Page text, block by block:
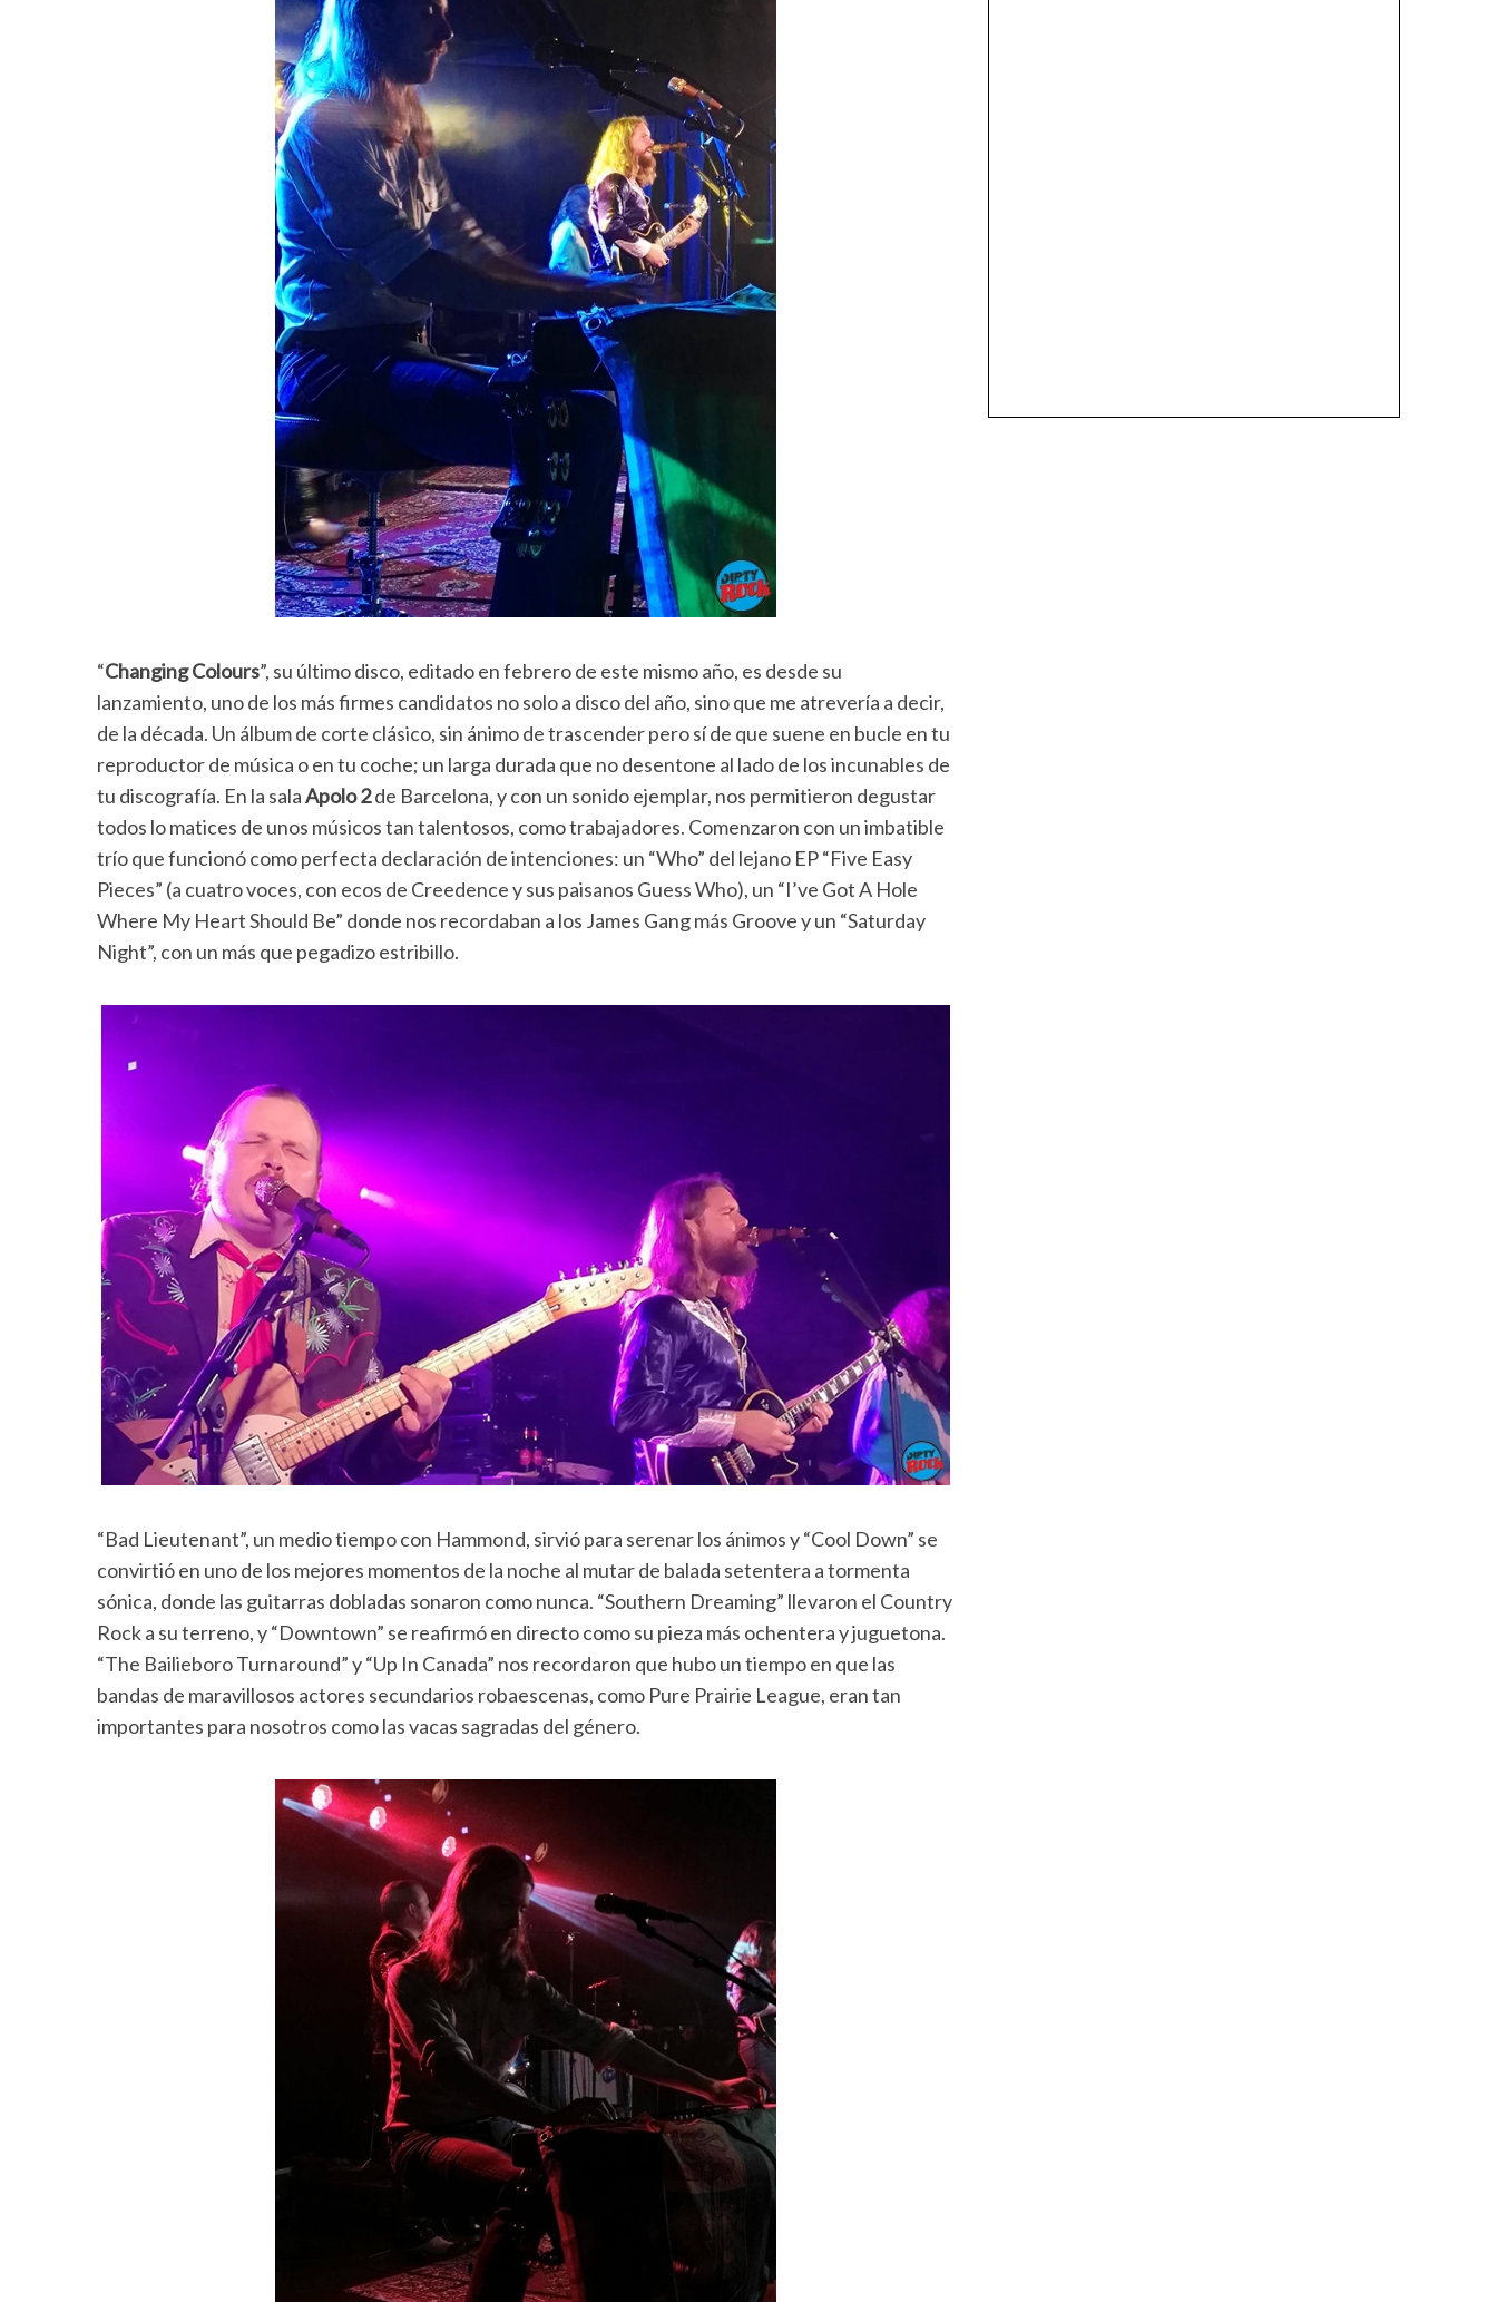
“Changing Colours”, su último disco, editado en febrero de este mismo año, es desde su
lanzamiento, uno de los más firmes candidatos no solo a disco del año, sino que me atrevería a decir,
de la década. Un álbum de corte clásico, sin ánimo de trascender pero sí de que suene en bucle en tu
reproductor de música o en tu coche; un larga durada que no desentone al lado de los incunables de
tu discografía. En la salaApolo 2de Barcelona, y con un sonido ejemplar, nos permitieron degustar
todos lo matices de unos músicos tan talentosos, como trabajadores. Comenzaron con un imbatible
trío que funcionó como perfecta declaración de intenciones: un “Who” del lejano EP “Five Easy
Pieces” (a cuatro voces, con ecos de Creedence y sus paisanos Guess Who), un “I’ve Got A Hole
Where My Heart Should Be” donde nos recordaban a los James Gang más Groove y un “Saturday
Night”, con un más que pegadizo estribillo.
“Bad Lieutenant”, un medio tiempo con Hammond, sirvió para serenar los ánimos y “Cool Down” se
convirtió en uno de los mejores momentos de la noche al mutar de balada setentera a tormenta
sónica, donde las guitarras dobladas sonaron como nunca. “Southern Dreaming” llevaron el Country
Rock a su terreno, y “Downtown” se reafirmó en directo como su pieza más ochentera y juguetona.
“The Bailieboro Turnaround” y “Up In Canada” nos recordaron que hubo un tiempo en que las
bandas de maravillosos actores secundarios robaescenas, como Pure Prairie League, eran tan
importantes para nosotros como las vacas sagradas del género.